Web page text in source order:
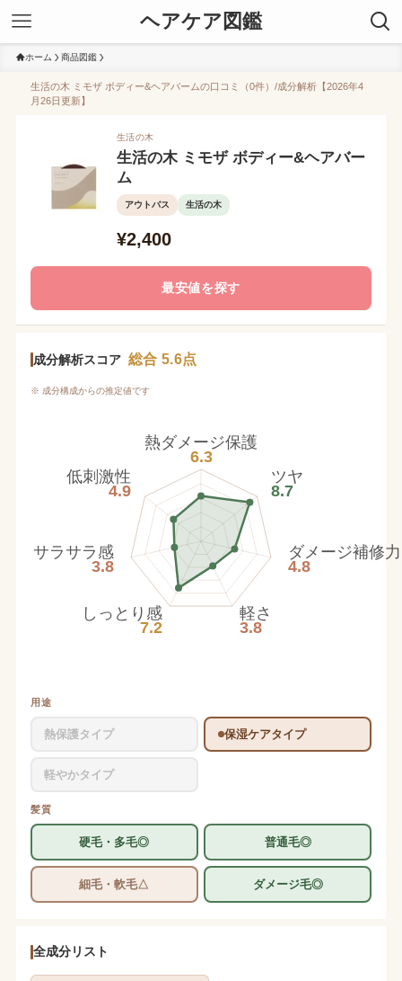
ヘアケア図鑑
ホーム 商品図鑑
生活の木 ミモザ ボディー&ヘアバームの口コミ（0件）/成分解析【2026年4
月26日更新】
生活の木
生活の木 ミモザ ボディー&ヘアバー
ム
アウトバス 生活の木
¥2,400
最安値を探す
成分解析スコア 総合 5.6点
※ 成分構成からの推定値です
熱ダメージ保護
6.3
ツヤ
8.7
ダメージ補修力
4.8
軽さ
3.8
しっとり感
7.2
サラサラ感
3.8
低刺激性
4.9
用途
熱保護タイプ 保湿ケアタイプ
軽やかタイプ
髪質
硬毛・多毛◎ 普通毛◎
細毛・軟毛△ ダメージ毛◎
全成分リスト